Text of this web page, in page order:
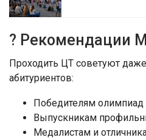
? Рекомендации
Проходить ЦТ советуют даже
абитуриентов:
Победителям олимпиад
Выпускникам
Медалистам и